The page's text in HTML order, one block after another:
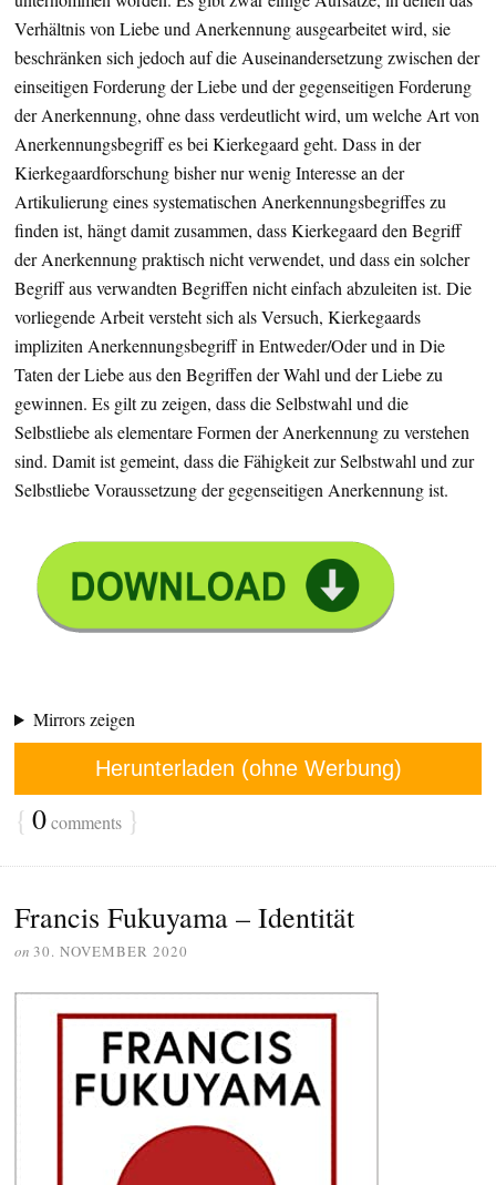
Verhältnis von Liebe und Anerkennung ausgearbeitet wird, sie
beschränken sich jedoch auf die Auseinandersetzung zwischen der
einseitigen Forderung der Liebe und der gegenseitigen Forderung
der Anerkennung, ohne dass verdeutlicht wird, um welche Art von
Anerkennungsbegriff es bei Kierkegaard geht. Dass in der
Kierkegaardforschung bisher nur wenig Interesse an der
Artikulierung eines systematischen Anerkennungsbegriffes zu
finden ist, hängt damit zusammen, dass Kierkegaard den Begriff
der Anerkennung praktisch nicht verwendet, und dass ein solcher
Begriff aus verwandten Begriffen nicht einfach abzuleiten ist. Die
vorliegende Arbeit versteht sich als Versuch, Kierkegaards
impliziten Anerkennungsbegriff in Entweder/Oder und in Die
Taten der Liebe aus den Begriffen der Wahl und der Liebe zu
gewinnen. Es gilt zu zeigen, dass die Selbstwahl und die
Selbstliebe als elementare Formen der Anerkennung zu verstehen
sind. Damit ist gemeint, dass die Fähigkeit zur Selbstwahl und zur
Selbstliebe Voraussetzung der gegenseitigen Anerkennung ist.
Mirrors zeigen
Herunterladen (ohne Werbung)
{ 0comments }
Francis Fukuyama – Identität
on 30. NOVEMBER 2020